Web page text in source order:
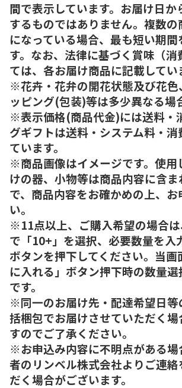
間で表示しています。お届け日か
するものではありません。複数の
になっている場合、最も短い期間
す。なお、法律に基づく賞味（消
ては、各お届け商品に記載してい
※花卉・花弁の開花状態及び花色
ッピング(包装)等は多少異なる場
※表示価格(商品代金)には送料・
グギフトは送料・システム料・
ています。
※商品画像はイメージです。使用
けの器、小物等は商品内容に含ま
で、商品内容をお確かめの上、お
い。
※11点以上、ご購入希望の場合
で「10+」を選択、必要数量を入
ボタンを押下してください。当画
に入れる」ボタン押下時の数量
です。
※同一のお届け先・配達希望日等
括梱包でお届けさせていただく場
すのでご了承ください。
※お申込み内容に不明点がある場
者のリンベル株式会社よりご連絡
だく場合がございます。